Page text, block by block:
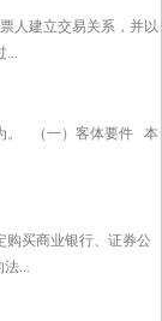
人建立交易关系，并以
...
。 （一）客体要件 本
购买商业银行、证券公
...